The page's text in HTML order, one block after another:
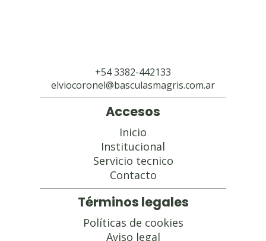
+54 3382-442133
elviocoronel@basculasmagris.com.ar
Accesos
Inicio
Institucional
Servicio tecnico
Contacto
Términos legales
Políticas de cookies
Aviso legal